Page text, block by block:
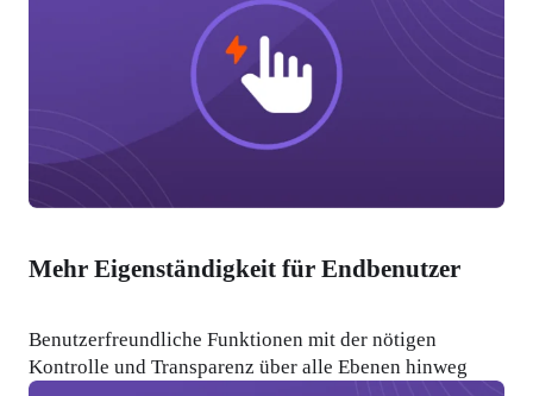
Mehr Eigenständigkeit für Endbenutzer
Benutzerfreundliche Funktionen mit der nötigen
Kontrolle und Transparenz über alle Ebenen hinweg